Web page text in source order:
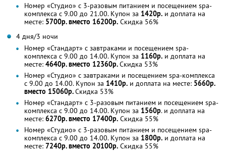
Номер «Студио» с 3-разовым питанием и посещением spa-
комплекса с 9.00 до 21.00. Купон за 1420р. и доплата на
месте: 5700р. вместо 16200р. Скидка 56%
4 дня/3 ночи
Номер «Стандарт» с завтраками и посещением spa-
комплекса с 9.00 до 14.00. Купон за 1160р. и доплата на
месте: 4640р. вместо 12360р.Скидка 53%
Номер «Студио» с завтраками и посещением spa-комплекса
с 9.00 до 14.00. Купон за 1410р. и доплата на месте: 5660р.
вместо 15060р.Скидка 53%
Номер «Стандарт» с 3-разовым питанием и посещением spa-
комплекса с 9.00 до 14.00. Купон за 1560р. и доплата на
месте: 6270р. вместо 17400р. Скидка 55%
Номер «Студио» с 3-разовым питанием и посещением spa-
комплекса с 9.00 до 14.00. Купон за 1800р. и доплата на
месте: 7240р. вместо 20100р. Скидка 55%